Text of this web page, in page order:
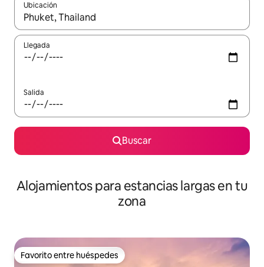
Ubicación
Cuando los resultados estén disponibles, podrás navegar
Llegada
Salida
Buscar
Alojamientos para estancias largas en tu
zona
Favorito entre huéspedes
Favorito entre huéspedes